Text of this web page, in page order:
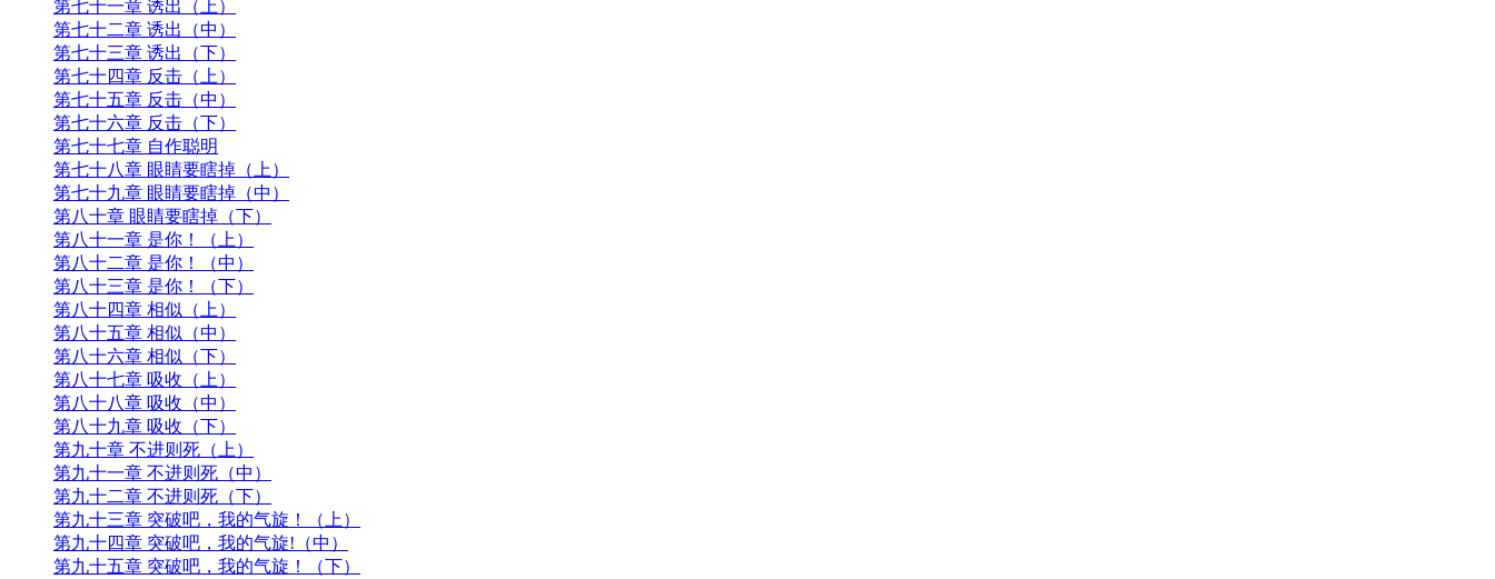
第七十一章 诱出（上）
第七十二章 诱出（中）
第七十三章 诱出（下）
第七十四章 反击（上）
第七十五章 反击（中）
第七十六章 反击（下）
第七十七章 自作聪明
第七十八章 眼睛要瞎掉（上）
第七十九章 眼睛要瞎掉（中）
第八十章 眼睛要瞎掉（下）
第八十一章 是你！（上）
第八十二章 是你！（中）
第八十三章 是你！（下）
第八十四章 相似（上）
第八十五章 相似（中）
第八十六章 相似（下）
第八十七章 吸收（上）
第八十八章 吸收（中）
第八十九章 吸收（下）
第九十章 不进则死（上）
第九十一章 不进则死（中）
第九十二章 不进则死（下）
第九十三章 突破吧，我的气旋！（上）
第九十四章 突破吧，我的气旋!（中）
第九十五章 突破吧，我的气旋！（下）